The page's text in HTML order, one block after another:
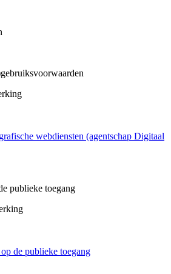
webdiensten (agentschap Digitaal
publieke toegang
de publieke toegang